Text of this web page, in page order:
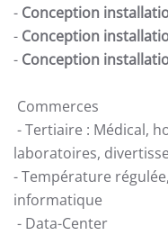
- Conception
- Conception
- Conception
Commerces
- Tertiaire : Médical,
laboratoires,
- Température
informatique
- Data-Center